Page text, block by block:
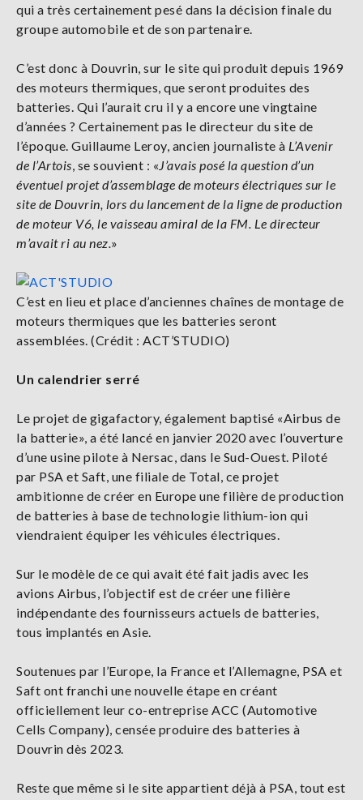
qui a très certainement pesé dans la décision finale du
groupe automobile et de son partenaire.
C’est donc à Douvrin, sur le site qui produit depuis 1969
des moteurs thermiques, que seront produites des
batteries. Qui l’aurait cru il y a encore une vingtaine
d’années ? Certainement pas le directeur du site de
l’époque. Guillaume Leroy, ancien journaliste à L’Avenir
de l’Artois , se souvient : « J’avais posé la question d’un
éventuel projet d’assemblage de moteurs électriques sur le
site de Douvrin, lors du lancement de la ligne de production
de moteur V6, le vaisseau amiral de la FM. Le directeur
m’avait ri au nez. »
C’est en lieu et place d’anciennes chaînes de montage de
moteurs thermiques que les batteries seront
assemblées. (Crédit : ACT’STUDIO)
Un calendrier serré
Le projet de gigafactory, également baptisé «Airbus de
la batterie», a été lancé en janvier 2020 avec l’ouverture
d’une usine pilote à Nersac, dans le Sud-Ouest. Piloté
par PSA et Saft, une filiale de Total, ce projet
ambitionne de créer en Europe une filière de production
de batteries à base de technologie lithium-ion qui
viendraient équiper les véhicules électriques.
Sur le modèle de ce qui avait été fait jadis avec les
avions Airbus, l’objectif est de créer une filière
indépendante des fournisseurs actuels de batteries,
tous implantés en Asie.
Soutenues par l’Europe, la France et l’Allemagne, PSA et
Saft ont franchi une nouvelle étape en créant
officiellement leur co-entreprise ACC (Automotive
Cells Company), censée produire des batteries à
Douvrin dès 2023.
Reste que même si le site appartient déjà à PSA, tout est